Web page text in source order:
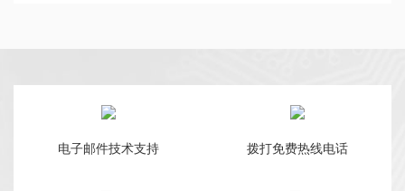
电子邮件技术支持 拨打免费热线电话